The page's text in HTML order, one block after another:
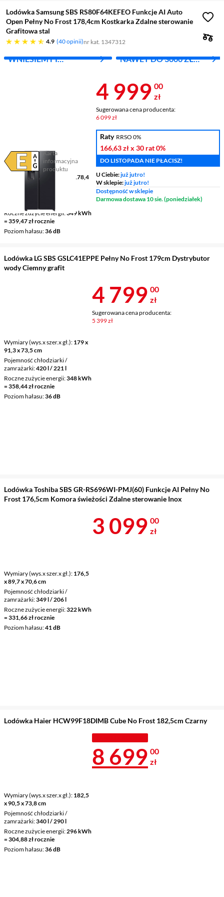
Lodówka Samsung SBS RS80F64KEFEO Funkcje AI Auto
Open Pełny No Frost 178,4cm Kostkarka Zdalne sterowanie
Grafitowa stal
4.9
4.9 gwiazdek 40 opinii nr kat. 1347312
WNIESIEMY I
NAWET DO 3000 ZŁ
Karta
informacyjna
produktu
Plik w formacie pdf
(otworzy się w nowym oknie)
Wymiary (wys.x szer.x gł.)
178,4
Roczne zużycie energii 349 kWh
= 359,47 zł rocznie
Poziom hałasu 36 dB
Cena 4 999
4 999 00
zł
Sugerowana cena producenta:
6 099 zł
Raty RRSO 0%
166,63 złx 30 rat0%
DO LISTOPADA NIE PŁACISZ!
U Ciebie:już jutro!
W sklepie:już jutro!
Dostępność w sklepie
Darmowa dostawa 10 sie. (poniedziałek)
Lodówka LG SBS GSLC41EPPE Pełny No Frost 179cm Dystrybutor
wody Ciemny grafit
Wymiary (wys.x szer.x gł.) 179 x
91,3 x 73,5 cm
Pojemność chłodziarki /
zamrażarki 420 l / 221 l
Roczne zużycie energii 348 kWh
= 358,44 zł rocznie
Poziom hałasu 36 dB
Cena 4 799 zł
4 799 00
zł
Sugerowana cena producenta:
5 399 zł
Lodówka Toshiba SBS GR-RS696WI-PMJ(60) Funkcje AI Pełny No
Frost 176,5cm Komora świeżości Zdalne sterowanie Inox
Wymiary (wys.x szer.x gł.) 176,5
x 89,7 x 70,6 cm
Pojemność chłodziarki /
zamrażarki 349 l / 206 l
Roczne zużycie energii 322 kWh
= 331,66 zł rocznie
Poziom hałasu 41 dB
Cena 3 099 zł
3 099 00
zł
Lodówka Haier HCW99F18DIMB Cube No Frost 182,5cm Czarny
Wymiary (wys.x szer.x gł.) 182,5
x 90,5 x 73,8 cm
Pojemność chłodziarki /
zamrażarki 340 l / 290 l
Roczne zużycie energii 296 kWh
= 304,88 zł rocznie
Poziom hałasu 36 dB
Cena 8 699 zł
8 699 00
zł